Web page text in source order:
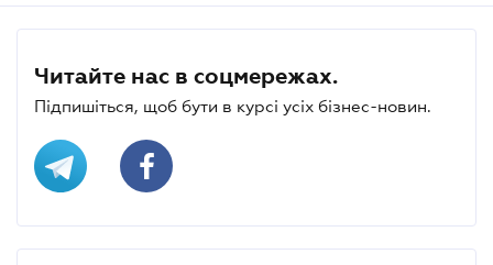
Читайте нас в соцмережах.
Підпишіться, щоб бути в курсі усіх бізнес-новин.